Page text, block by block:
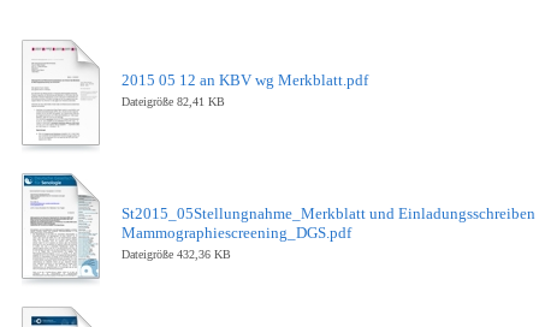
2015 05 12 an KBV wg Merkblatt.pdf
Dateigröße 82,41 KB
St2015_05Stellungnahme_Merkblatt und Einladungsschreiben
Mammographiescreening_DGS.pdf
Dateigröße 432,36 KB